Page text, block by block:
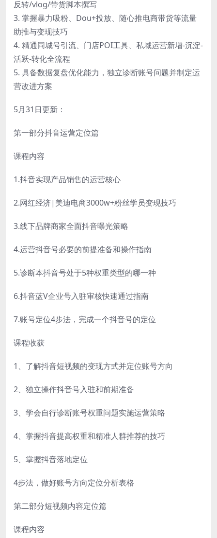
反转/vlog/带货脚本撰写
3. 掌握暴力吸粉、Dou+投放、随心推电商带货等流量
助推与变现技巧
4. 精通同城号引流、门店POI工具、私域运营新增-沉淀-
活跃-转化全流程
5. 具备数据复盘优化能力，独立诊断账号问题并制定运
营改进方案
5月31日更新：
第一部分抖音运营定位篇
课程内容
1.抖音实现产品销售的运营核心
2.网红经济|美迪电商3000w+粉丝学员变现技巧
3.线下品牌商家全面抖音曝光策略
4.运营抖音号必要的前提准备和操作指南
5.诊断本抖音号处于5种权重类型的哪一种
6.抖音蓝V企业号入驻审核快速通过指南
7.账号定位4步法，完成一个抖音号的定位
课程收获
1、了解抖音短视频的变现方式并定位账号方向
2、独立操作抖音号入驻和前期准备
3、学会自行诊断账号权重问题实施运营策略
4、掌握抖音提高权重和精准人群推荐的技巧
5、掌握抖音落地定位
4步法，做好账号方向定位分析表格
第二部分短视频内容定位篇
课程内容